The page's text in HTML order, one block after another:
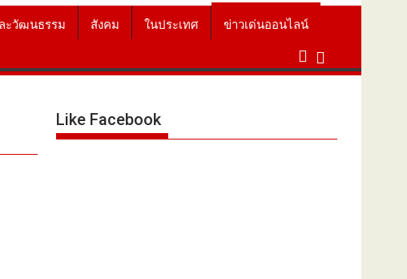
ะวัฒนธรรม สังคม ในประเทศ ข่าวเด่นออนไลน์
Like Facebook